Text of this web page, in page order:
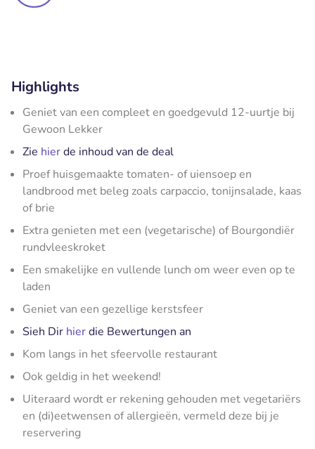
Highlights
Geniet van een compleet en goedgevuld 12-uurtje bij
Gewoon Lekker
Zie hierde inhoud van de deal
Proef huisgemaakte tomaten- of uiensoep en
landbrood met beleg zoals carpaccio, tonijnsalade, kaas
of brie
Extra genieten met een (vegetarische) of Bourgondiër
rundvleeskroket
Een smakelijke en vullende lunch om weer even op te
laden
Geniet van een gezellige kerstsfeer
Sieh Dir hierdie Bewertungen an
Kom langs in het sfeervolle restaurant
Ook geldig in het weekend!
Uiteraard wordt er rekening gehouden met vegetariërs
en (di)eetwensen of allergieën, vermeld deze bij je
reservering